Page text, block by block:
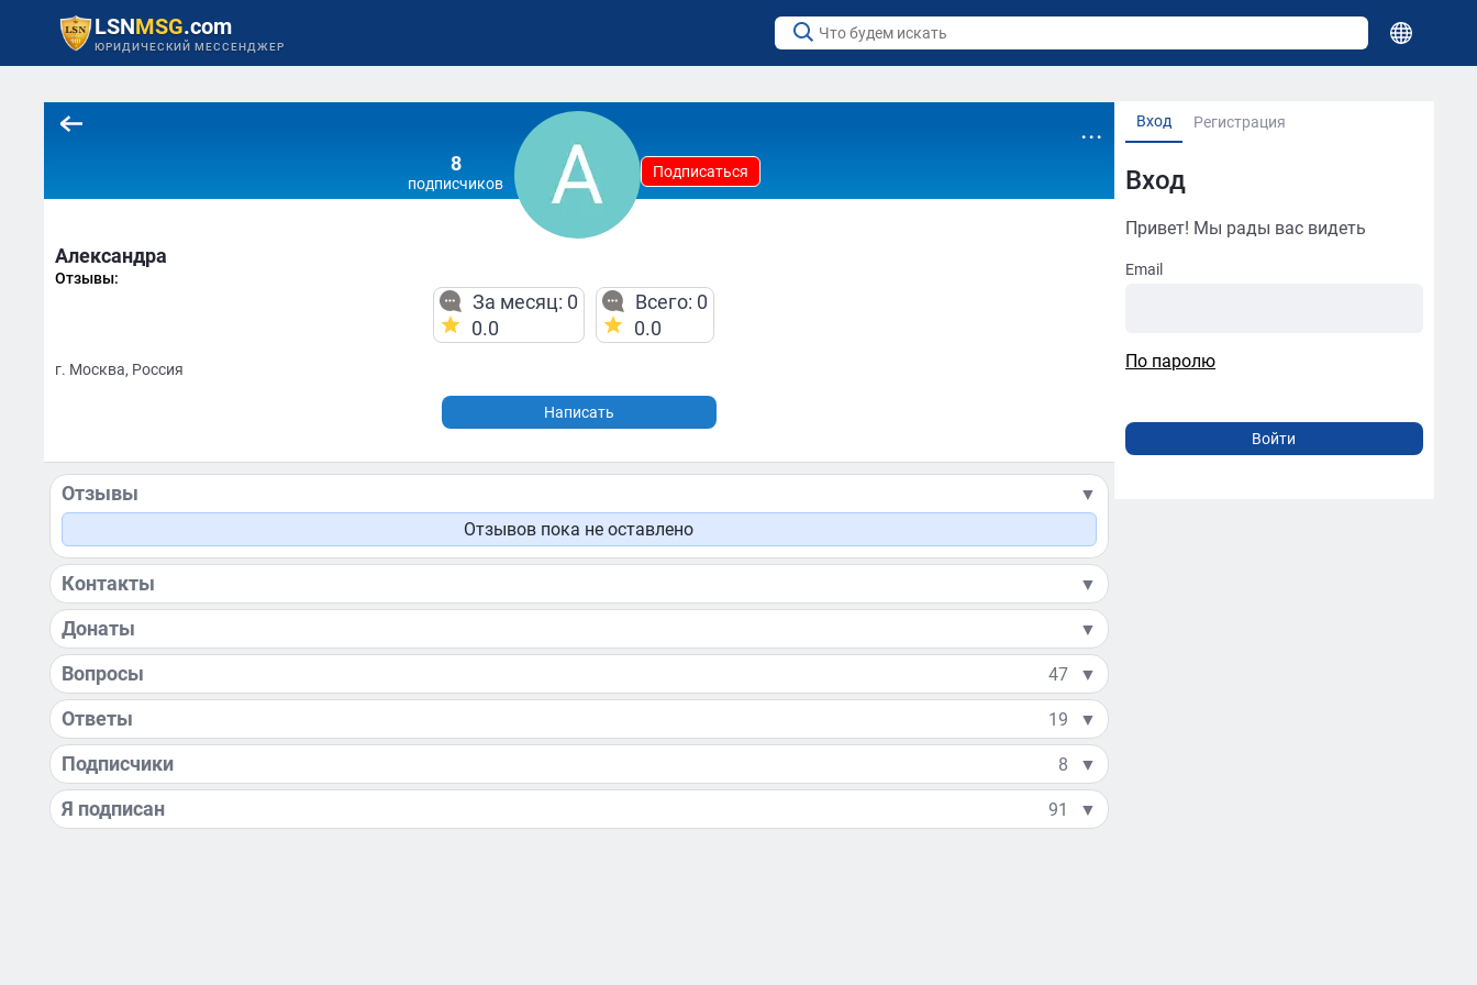
LSNMSG.com
ЮРИДИЧЕСКИЙ МЕССЕНДЖЕР
Вход Регистрация
Вход
Привет! Мы рады вас видеть
Email
По паролю
8
подписчиков
Подписаться
...
Александра
Отзывы:
За месяц: 0
0.0
Всего: 0
0.0
г. Москва, Россия
Написать
Отзывы
▼
Отзывов пока не оставлено
Контакты ▼
Донаты ▼
Вопросы 47 ▼
Ответы 19 ▼
Подписчики 8 ▼
Я подписан 91 ▼